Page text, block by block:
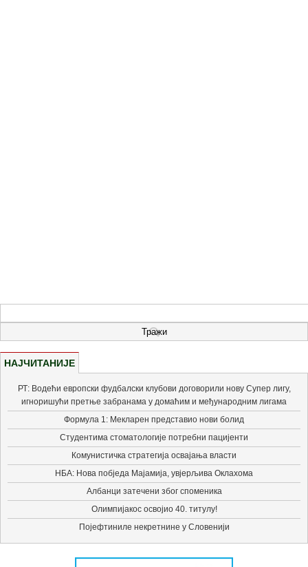
НАЈЧИТАНИЈЕ
РТ: Водећи европски фудбалски клубови договорили нову Супер лигу,
игноришући претње забранама у домаћим и међународним лигама
Формула 1: Мекларен представио нови болид
Студентима стоматологије потребни пацијенти
Комунистичка стратегија освајања власти
НБА: Нова побједа Мајамија, увјерљива Оклахома
Албанци затечени због споменика
Олимпијакос освојио 40. титулу!
Појефтиниле некретнине у Словенији